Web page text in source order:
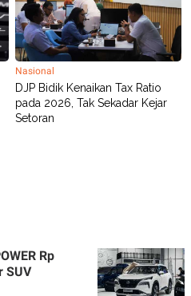
Nasional
DJP Bidik Kenaikan Tax Ratio
pada 2026, Tak Sekadar Kejar
Setoran
Rp
SUV